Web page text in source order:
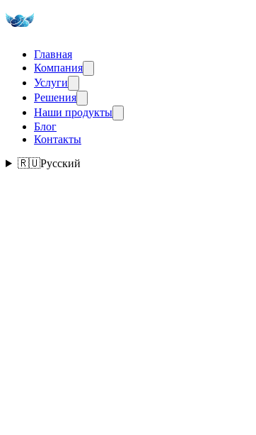
Главная
Компания
Услуги
Решения
Наши продукты
Блог
Контакты
🇷🇺Русский